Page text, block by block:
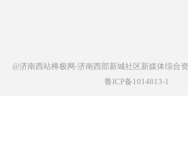
@济南西站棒极网-济南西部新城社区新媒体综合
鲁ICP备1014813-1